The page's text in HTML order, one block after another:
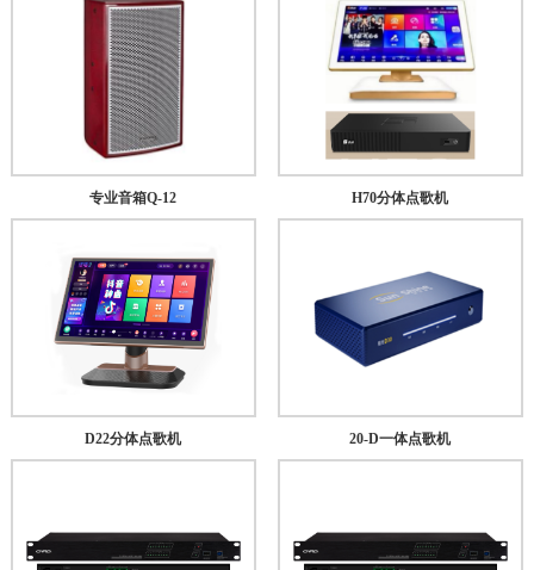
专业音箱Q-12 H70分体点歌机
D22分体点歌机 20-D一体点歌机